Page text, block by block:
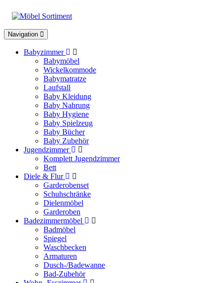
Toggle
navigation
Navigation
Babyzimmer
Babymöbel
Wickelkommode
Babymatratze
Laufstall
Baby Kleidung
Baby Nahrung
Baby Hygiene
Baby Spielzeug
Baby Bücher
Baby Zubehör
Jugendzimmer
Komplett Jugendzimmer
Bett
Diele & Flur
Garderobenset
Schuhschränke
Dielenmöbel
Garderoben
Badezimmermöbel
Badmöbel
Spiegel
Waschbecken
Armaturen
Dusch-/Badewanne
Bad-Zubehör